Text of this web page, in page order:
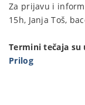
Za prijavu i
15h, Janja Toš,
Termini tečaja su
Prilog